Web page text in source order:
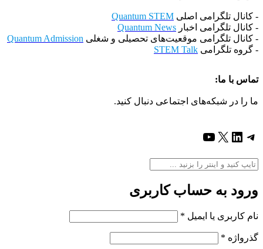
- کانال تلگرامی اصلی Quantum STEM
- کانال تلگرامی اخبار Quantum News
- کانال تلگرامی موقعیت‌های تحصیلی و شغلی Quantum Admission
- گروه تلگرامی STEM Talk
تماس با ما:
ما را در شبکه‌های اجتماعی دنبال کنید.
تلگرام
لینکداین
X یوتیوب
ورود به حساب کاربری
نام کاربری یا ایمیل *
گذرواژه *